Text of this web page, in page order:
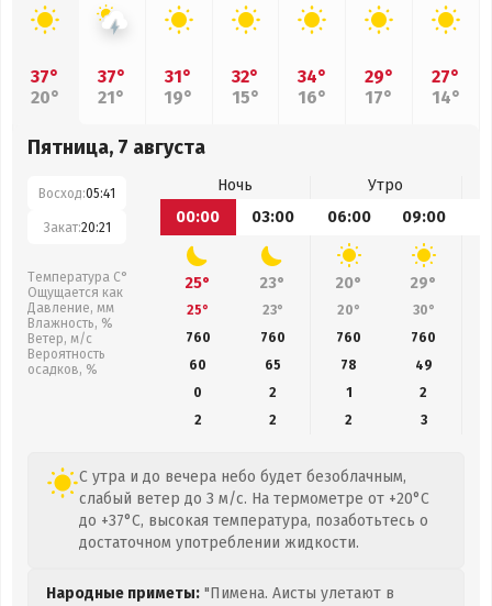
37°
20°
37°
21°
31°
19°
32°
15°
34°
16°
29°
17°
27°
14°
Пятница, 7 августа
Восход:05:41
Закат:20:21
Температура С°
Ощущается как
Давление, мм
Влажность, %
Ветер, м/с
Вероятность
осадков, %
Ночь
Утро
00:00
03:00 06:00 09:00
25° 23° 20° 29°
25° 23° 20° 30°
760
760 760 760
60
65 78 49
0
2 1
2
2
2 2 3
С утра и до вечера небо будет безоблачным,
слабый ветер до 3 м/с. На термометре от +20°C
до +37°C, высокая температура, позаботьтесь о
достаточном употреблении жидкости.
Народные приметы: "Пимена. Аисты улетают в